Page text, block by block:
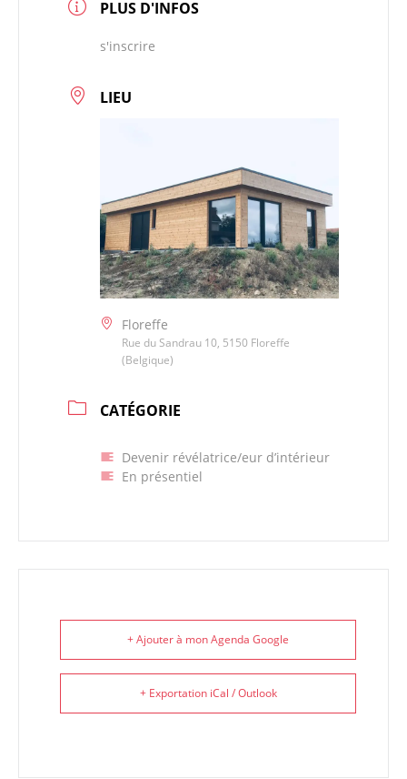
PLUS D'INFOS
s'inscrire
LIEU
Floreffe
Rue du Sandrau 10, 5150 Floreffe
(Belgique)
CATÉGORIE
Devenir révélatrice/eur d’intérieur
En présentiel
+ Ajouter à mon Agenda Google
+ Exportation iCal / Outlook